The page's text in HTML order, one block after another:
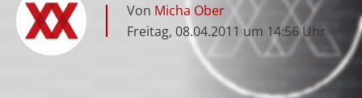
Von Micha Ober
Freitag, 08.04.2011 um 14:56 Uhr